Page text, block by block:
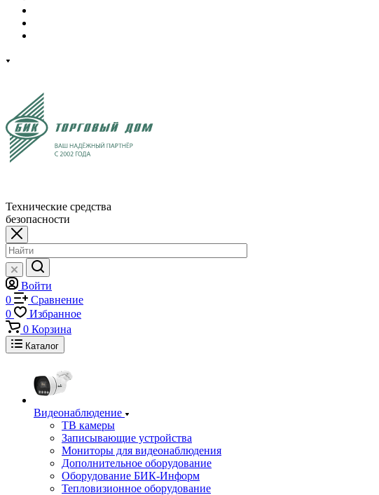
Технические средства
безопасности
Войти
0
Сравнение
0
Избранное
0 Корзина
Каталог
Видеонаблюдение
ТВ камеры
Записывающие устройства
Мониторы для видеонаблюдения
Дополнительное оборудование
Оборудование БИК-Информ
Тепловизионное оборудование